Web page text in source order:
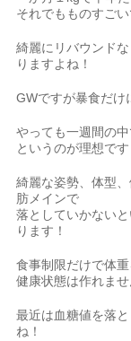
それでもものすごい
綺麗にリバウンド
りますよね！
GWですが暴食だけ
やっても一週間の
というのが理想です
綺麗な姿勢、体型
肪メインで
落としていかない
ります！
食事制限だけで体
健康状態は作れませ
最近は血糖値を落
ね！